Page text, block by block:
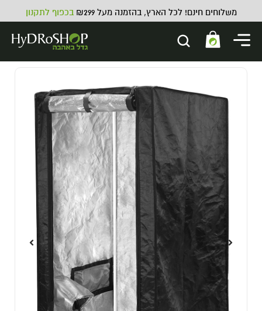
משלוחים חינם! לכל הארץ, בהזמנה מעל ₪299 בכפוף לתקנון